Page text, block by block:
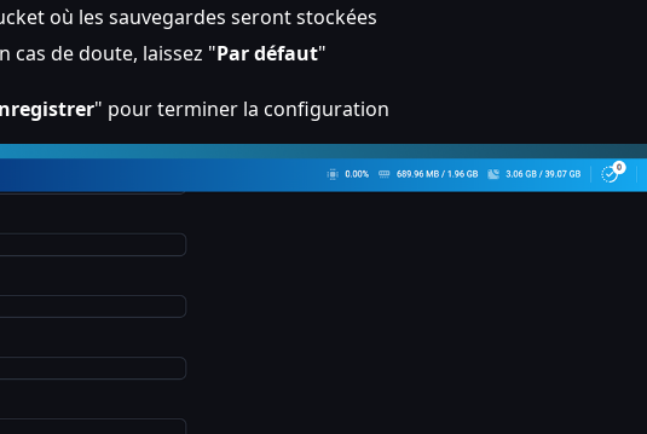
où les sauvegardes seront stockées
cas de doute, laissez "Par défaut"
" pour terminer la configuration